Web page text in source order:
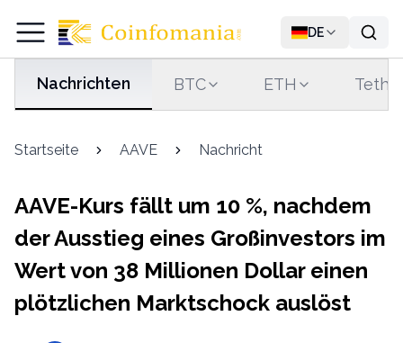
DE
Nachrichten BTC ETH
Startseite AAVE Nachricht
AAVE-Kurs fällt um 10 %, nachdem
der Ausstieg eines Großinvestors im
Wert von 38 Millionen Dollar einen
plötzlichen Marktschock auslöst